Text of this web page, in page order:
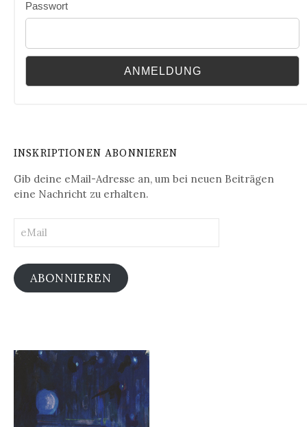
Passwort
INSKRIPTIONEN ABONNIEREN
Gib deine eMail-Adresse an, um bei neuen Beiträgen
eine Nachricht zu erhalten.
ABONNIEREN